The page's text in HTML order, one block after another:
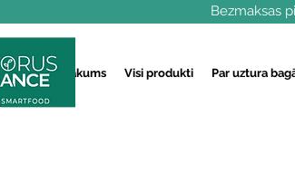
Sākums Visi produkti Par uztura
Bezmaksas